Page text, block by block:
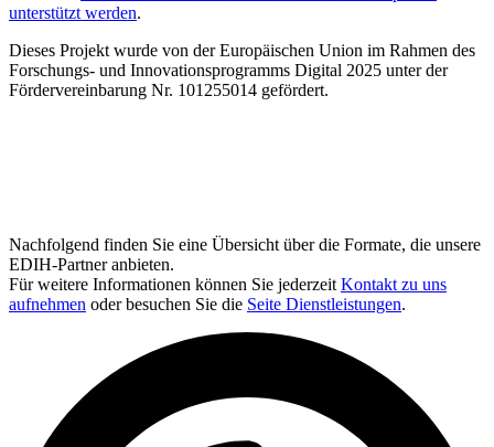
unterstützt werden.
Dieses Projekt wurde von der Europäischen Union im Rahmen des
Forschungs- und Innovationsprogramms Digital 2025 unter der
Fördervereinbarung Nr. 101255014 gefördert.
Nachfolgend finden Sie eine Übersicht über die Formate, die unsere
EDIH-Partner anbieten.
Für weitere Informationen können Sie jederzeit Kontakt zu uns
aufnehmen oder besuchen Sie die Seite Dienstleistungen.